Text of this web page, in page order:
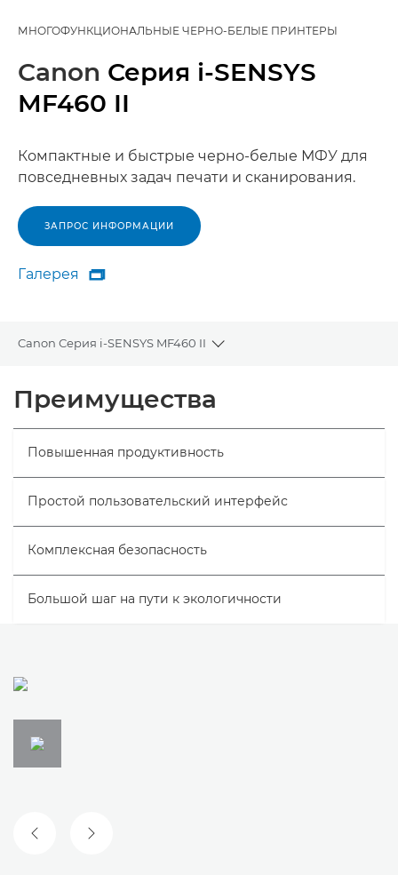
МНОГОФУНКЦИОНАЛЬНЫЕ ЧЕРНО-БЕЛЫЕ ПРИНТЕРЫ
Canon Серия i-SENSYS
MF460 II
Компактные и быстрые черно-белые МФУ для
повседневных задач печати и сканирования.
ЗАПРОС ИНФОРМАЦИИ
Галерея
Галерея

Canon Серия i-SENSYS MF460 II
Toggle breadcrumbs
Технические характеристики
Преимущества
Повышенная продуктивность
Простой пользовательский интерфейс
Комплексная безопасность
Большой шаг на пути к экологичности
ПРЕДЫДУЩИЙ СЛАЙД
СЛЕДУЮЩИЙ СЛАЙД